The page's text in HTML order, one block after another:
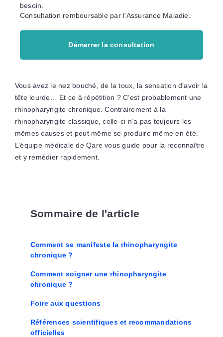
besoin.
Consultation remboursable par l’Assurance Maladie.
Démarrer la consultation
Vous avez le nez bouché, de la toux, la sensation d’avoir la
tête lourde… Et ce à répétition ? C’est probablement une
rhinopharyngite chronique. Contrairement à la
rhinopharyngite classique, celle-ci n’a pas toujours les
mêmes causes et peut même se produire même en été.
L’équipe médicale de Qare vous guide pour la reconnaître
et y remédier rapidement.
Sommaire de l'article
Comment se manifeste la rhinopharyngite
chronique ?
Comment soigner une rhinopharyngite
chronique ?
Foire aux questions
Références scientifiques et recommandations
officielles